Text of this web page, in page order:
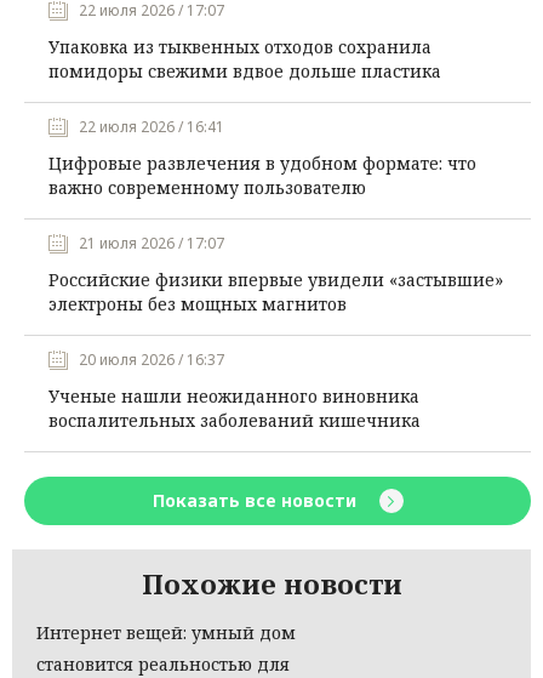
22 июля 2026 / 17:07
Упаковка из тыквенных отходов сохранила
помидоры свежими вдвое дольше пластика
22 июля 2026 / 16:41
Цифровые развлечения в удобном формате: что
важно современному пользователю
21 июля 2026 / 17:07
Российские физики впервые увидели «застывшие»
электроны без мощных магнитов
20 июля 2026 / 16:37
Ученые нашли неожиданного виновника
воспалительных заболеваний кишечника
Показать все новости
Похожие новости
Интернет вещей: умный дом
становится реальностью для